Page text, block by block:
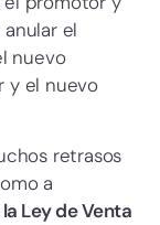
el
nuevo
y el nuevo
retrasos
a
Ley de Venta